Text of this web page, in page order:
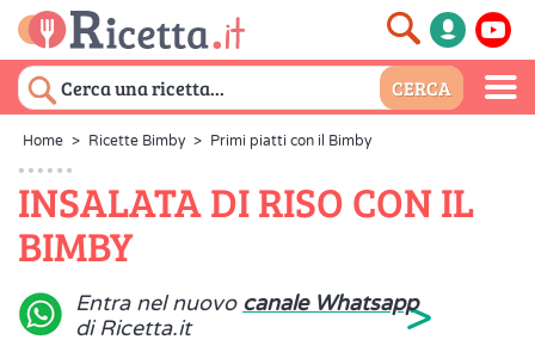
Home > Ricette Bimby > Primi piatti con il Bimby
INSALATA DI RISO CON IL
BIMBY
Entra nel nuovo canale Whatsapp
di Ricetta.it
>